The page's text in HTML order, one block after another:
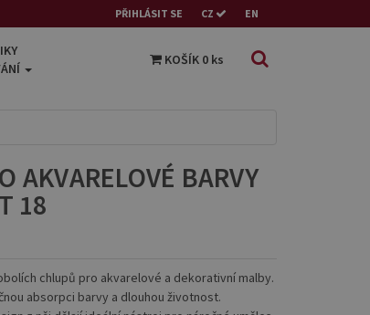
PŘIHLÁSIT SE CZ EN
KOŠÍK 0 ks
AKVARELOVÉ BARVY
18
chlupů pro akvarelové a dekorativní malby.
absorpci barvy a dlouhou životnost.